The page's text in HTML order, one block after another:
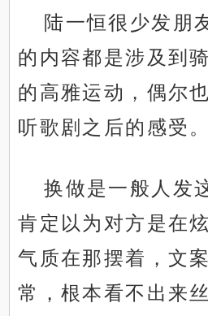
陆一恒很少发朋
的内容都是涉及到
的高雅运动，偶尔
听歌剧之后的感受。
换做是一般人发
肯定以为对方是在
气质在那摆着，文
常，根本看不出来